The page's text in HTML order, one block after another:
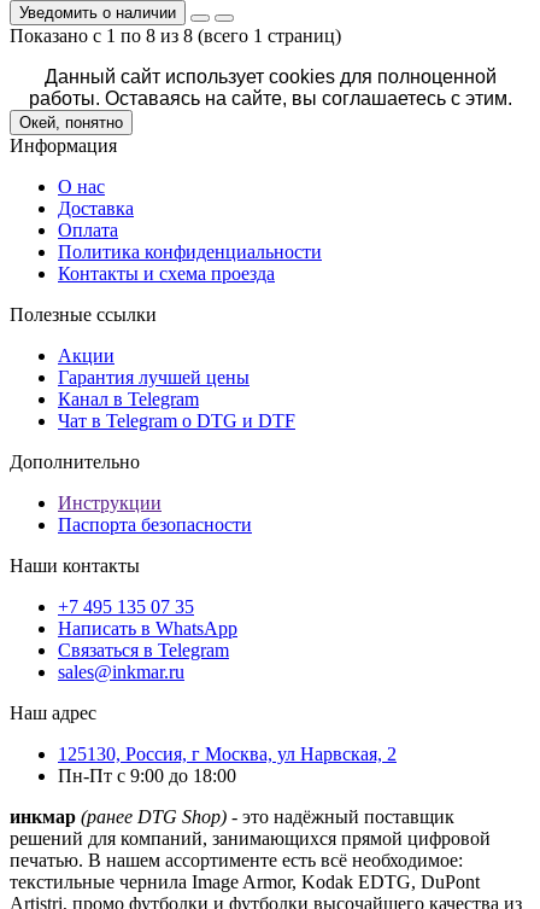
Уведомить о наличии
Показано с 1 по 8 из 8 (всего 1 страниц)
Данный сайт использует cookies для полноценной
работы. Оставаясь на сайте, вы соглашаетесь с этим.
Окей, понятно
Информация
О нас
Доставка
Оплата
Политика конфиденциальности
Контакты и схема проезда
Полезные ссылки
Акции
Гарантия лучшей цены
Канал в Telegram
Чат в Telegram о DTG и DTF
Дополнительно
Инструкции
Паспорта безопасности
Наши контакты
+7 495 135 07 35
Написать в WhatsApp
Связаться в Telegram
sales@inkmar.ru
Наш адрес
125130, Россия, г Москва, ул Нарвская, 2
Пн-Пт с 9:00 до 18:00
инкмар (ранее DTG Shop) - это надёжный поставщик
решений для компаний, занимающихся прямой цифровой
печатью. В нашем ассортименте есть всё необходимое:
текстильные чернила Image Armor, Kodak EDTG, DuPont
Artistri, промо футболки и футболки высочайшего качества из